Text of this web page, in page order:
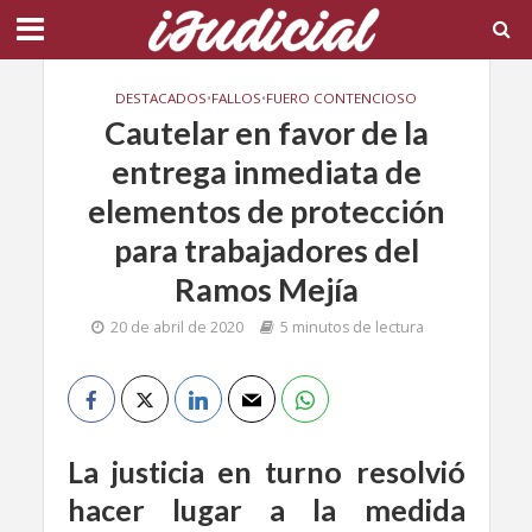
DESTACADOS•FALLOS•FUERO CONTENCIOSO
Cautelar en favor de la
entrega inmediata de
elementos de protección
para trabajadores del
Ramos Mejía
20 de abril de 2020 5 minutos de lectura
La justicia en turno resolvió
hacer lugar a la medida